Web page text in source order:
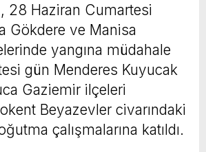
28 Haziran Cumartesi
Gökdere ve Manisa
yangına müdahale
gün Menderes Kuyucak
Gaziemir ilçeleri
Beyazevler civarındaki
çalışmalarına katıldı.